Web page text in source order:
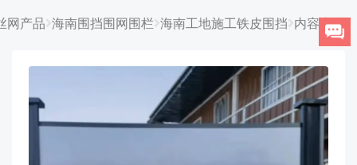
网产品 海南围挡围网围栏 海南工地施工铁皮围挡 内容详情
日本語